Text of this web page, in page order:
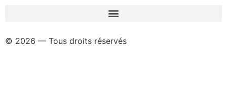
© 2026 — Tous droits réservés